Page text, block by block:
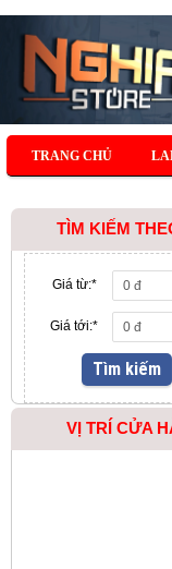
TRANG CHỦ
TÌM KIẾM
Giá từ:*
Giá tới:*
VỊ TRÍ CỬA